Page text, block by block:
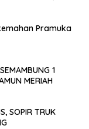
Pramuka
1
MERIAH
SOPIR TRUK